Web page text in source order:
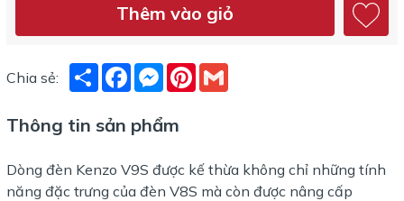
Thêm vào giỏ
Chia sẻ: ShareFacebookMessenger
Pinterest
Thông tin sản phẩm
Dòng đèn Kenzo V9S được kế thừa không chỉ những tính
năng đặc trưng của đèn V8S mà còn được nâng cấp